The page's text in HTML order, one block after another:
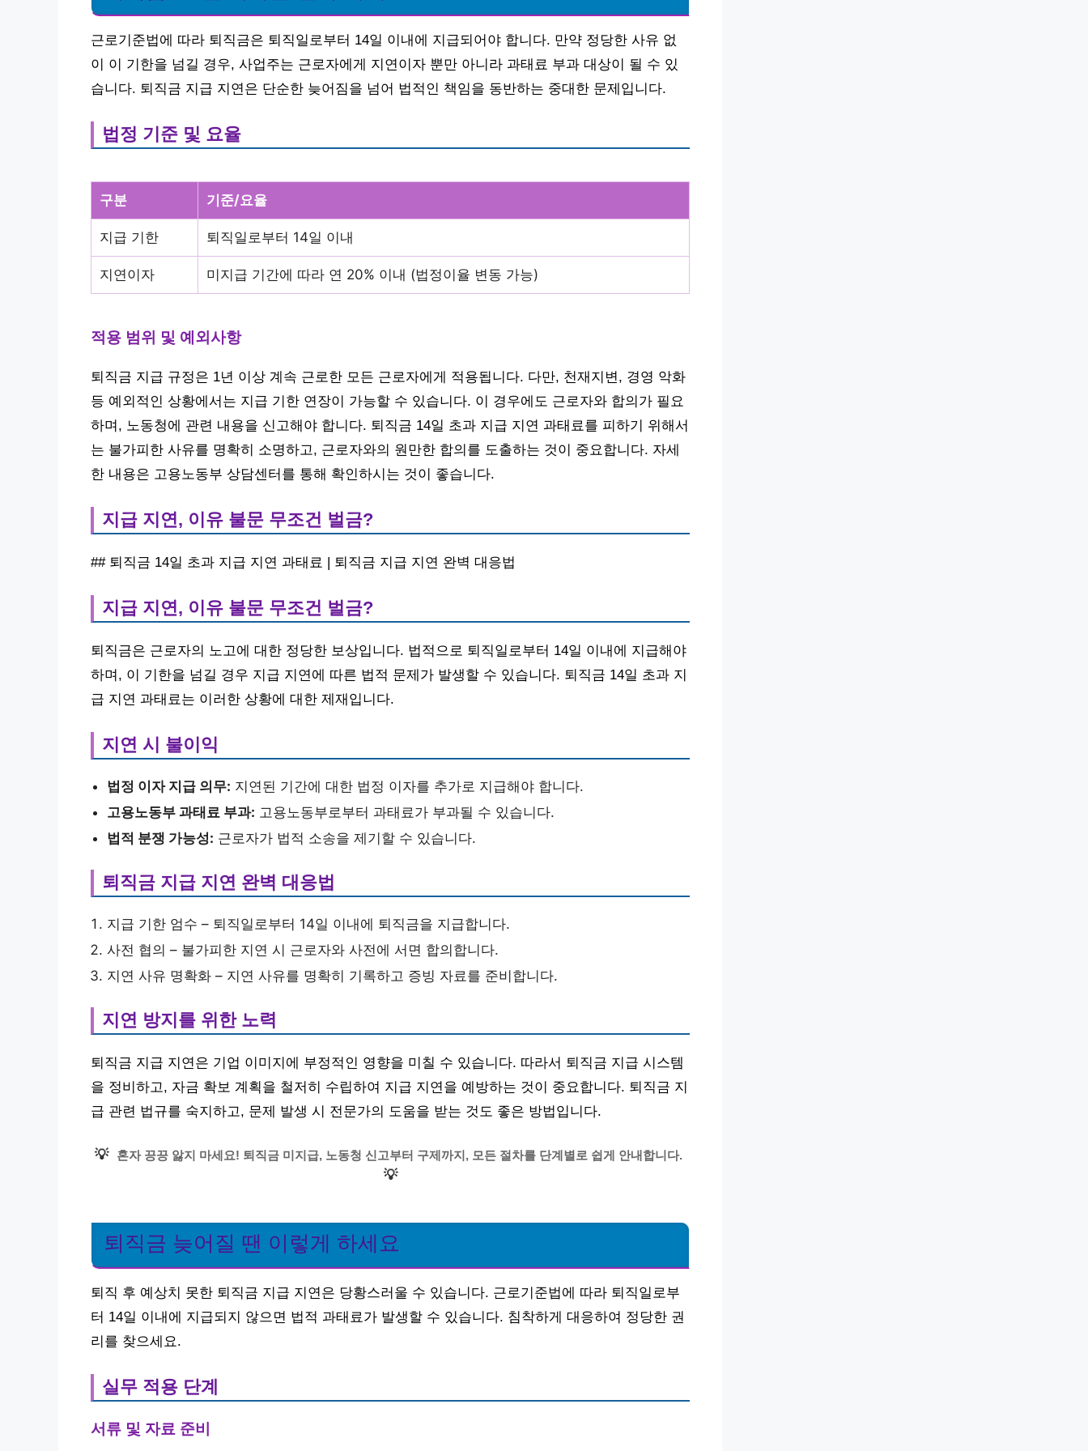
근로기준법에 따라 퇴직금은 퇴직일로부터 14일 이내에 지급되어야 합니다. 만약 정당한 사유 없
이 이 기한을 넘길 경우, 사업주는 근로자에게 지연이자 뿐만 아니라 과태료 부과 대상이 될 수 있
습니다. 퇴직금 지급 지연은 단순한 늦어짐을 넘어 법적인 책임을 동반하는 중대한 문제입니다.
법정 기준 및 요율
구분 기준/요율
지급 기한 퇴직일로부터 14일 이내
지연이자 미지급 기간에 따라 연 20% 이내 (법정이율 변동 가능)
적용 범위 및 예외사항
퇴직금 지급 규정은 1년 이상 계속 근로한 모든 근로자에게 적용됩니다. 다만, 천재지변, 경영 악화
등 예외적인 상황에서는 지급 기한 연장이 가능할 수 있습니다. 이 경우에도 근로자와 합의가 필요
하며, 노동청에 관련 내용을 신고해야 합니다. 퇴직금 14일 초과 지급 지연 과태료를 피하기 위해서
는 불가피한 사유를 명확히 소명하고, 근로자와의 원만한 합의를 도출하는 것이 중요합니다. 자세
한 내용은 고용노동부 상담센터를 통해 확인하시는 것이 좋습니다.
지급 지연, 이유 불문 무조건 벌금?
## 퇴직금 14일 초과 지급 지연 과태료 | 퇴직금 지급 지연 완벽 대응법
지급 지연, 이유 불문 무조건 벌금?
퇴직금은 근로자의 노고에 대한 정당한 보상입니다. 법적으로 퇴직일로부터 14일 이내에 지급해야
하며, 이 기한을 넘길 경우 지급 지연에 따른 법적 문제가 발생할 수 있습니다. 퇴직금 14일 초과 지
급 지연 과태료는 이러한 상황에 대한 제재입니다.
지연 시 불이익
법정 이자 지급 의무: 지연된 기간에 대한 법정 이자를 추가로 지급해야 합니다.
고용노동부 과태료 부과: 고용노동부로부터 과태료가 부과될 수 있습니다.
법적 분쟁 가능성: 근로자가 법적 소송을 제기할 수 있습니다.
퇴직금 지급 지연 완벽 대응법
지급 기한 엄수 – 퇴직일로부터 14일 이내에 퇴직금을 지급합니다.
사전 협의 – 불가피한 지연 시 근로자와 사전에 서면 합의합니다.
지연 사유 명확화 – 지연 사유를 명확히 기록하고 증빙 자료를 준비합니다.
지연 방지를 위한 노력
퇴직금 지급 지연은 기업 이미지에 부정적인 영향을 미칠 수 있습니다. 따라서 퇴직금 지급 시스템
을 정비하고, 자금 확보 계획을 철저히 수립하여 지급 지연을 예방하는 것이 중요합니다. 퇴직금 지
급 관련 법규를 숙지하고, 문제 발생 시 전문가의 도움을 받는 것도 좋은 방법입니다.
💡 혼자 끙끙 앓지 마세요! 퇴직금 미지급, 노동청 신고부터 구제까지, 모든 절차를 단계별로 쉽게 안내합니다.
💡
퇴직금 늦어질 땐 이렇게 하세요
퇴직 후 예상치 못한 퇴직금 지급 지연은 당황스러울 수 있습니다. 근로기준법에 따라 퇴직일로부
터 14일 이내에 지급되지 않으면 법적 과태료가 발생할 수 있습니다. 침착하게 대응하여 정당한 권
리를 찾으세요.
실무 적용 단계
서류 및 자료 준비